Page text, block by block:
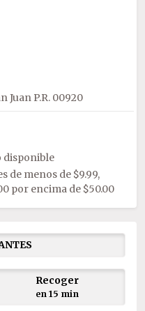
Juan P.R. 00920
disponible
de menos de $9.99,
por encima de $50.00
Recoger
en 15 min